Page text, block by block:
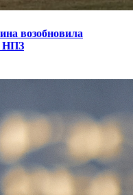
возобновила
НПЗ